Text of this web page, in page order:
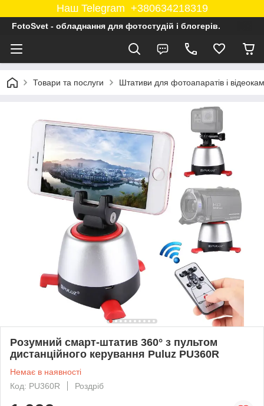
Наш Telegram +380634218319
FotoSvet - обладнання для фотостудій і блогерів.
Товари та послуги Штативи для фотоапаратів і
Розумний смарт-штатив 360° з пультом
дистанційного керування Puluz PU360R
Немає в наявності
Код: PU360R
Роздріб